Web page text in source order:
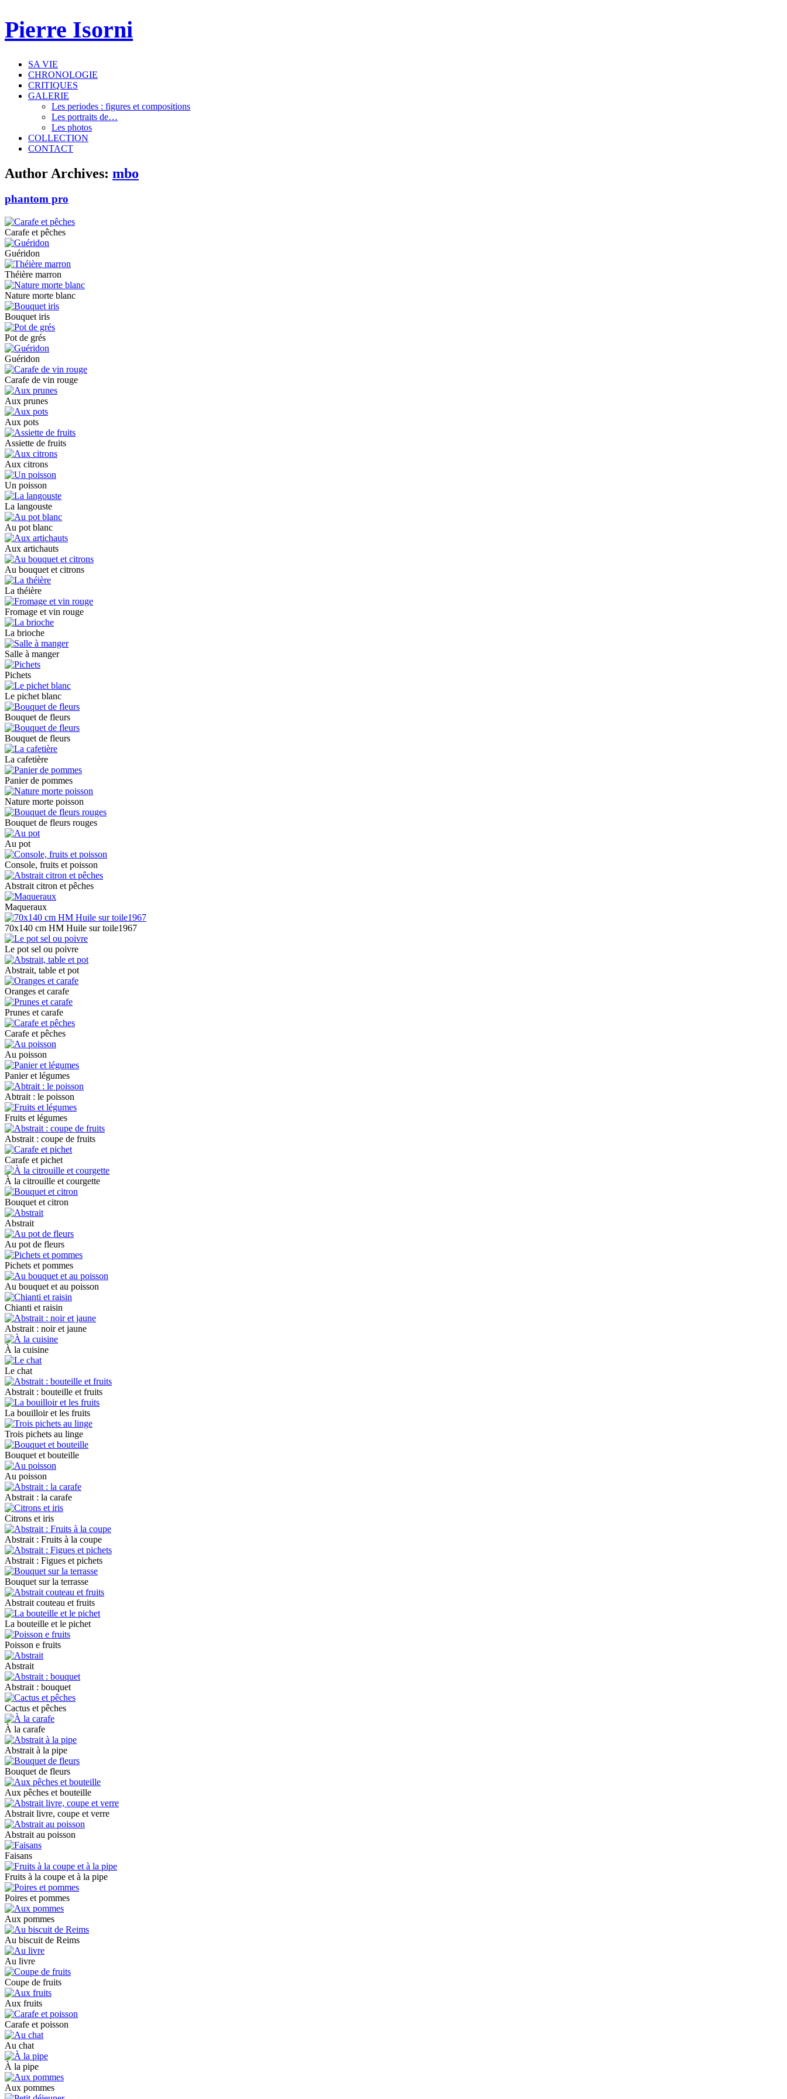
Pierre Isorni
SA VIE
CHRONOLOGIE
CRITIQUES
GALERIE
Les periodes : figures et compositions
Les portraits de…
Les photos
COLLECTION
CONTACT
Author Archives: mbo
phantom pro
Carafe et pêches
Guéridon
Théière marron
Nature morte blanc
Bouquet iris
Pot de grés
Guéridon
Carafe de vin rouge
Aux prunes
Aux pots
Assiette de fruits
Aux citrons
Un poisson
La langouste
Au pot blanc
Aux artichauts
Au bouquet et citrons
La théière
Fromage et vin rouge
La brioche
Salle à manger
Pichets
Le pichet blanc
Bouquet de fleurs
Bouquet de fleurs
La cafetière
Panier de pommes
Nature morte poisson
Bouquet de fleurs rouges
Au pot
Console, fruits et poisson
Abstrait citron et pêches
Maqueraux
70x140 cm HM Huile sur toile1967
Le pot sel ou poivre
Abstrait, table et pot
Oranges et carafe
Prunes et carafe
Carafe et pêches
Au poisson
Panier et légumes
Abtrait : le poisson
Fruits et légumes
Abstrait : coupe de fruits
Carafe et pichet
À la citrouille et courgette
Bouquet et citron
Abstrait
Au pot de fleurs
Pichets et pommes
Au bouquet et au poisson
Chianti et raisin
Abstrait : noir et jaune
À la cuisine
Le chat
Abstrait : bouteille et fruits
La bouilloir et les fruits
Trois pichets au linge
Bouquet et bouteille
Au poisson
Abstrait : la carafe
Citrons et iris
Abstrait : Fruits à la coupe
Abstrait : Figues et pichets
Bouquet sur la terrasse
Abstrait couteau et fruits
La bouteille et le pichet
Poisson e fruits
Abstrait
Abstrait : bouquet
Cactus et pêches
À la carafe
Abstrait à la pipe
Bouquet de fleurs
Aux pêches et bouteille
Abstrait livre, coupe et verre
Abstrait au poisson
Faisans
Fruits à la coupe et à la pipe
Poires et pommes
Aux pommes
Au biscuit de Reims
Au livre
Coupe de fruits
Aux fruits
Carafe et poisson
Au chat
À la pipe
Aux pommes